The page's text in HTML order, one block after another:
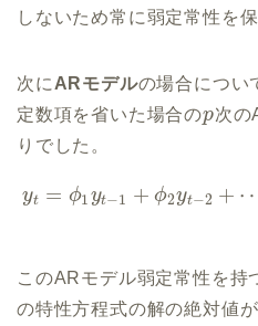
しないため常に弱定常性を保
次に ARモデルの場合につい
定数項を省いた場合のp次の
りでした。
yt = ϕ1yt−1 + ϕ2yt−2 +
このARモデル弱定常性を持
の特性方程式の解の絶対値